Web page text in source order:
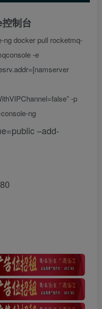
制台
docker pull rocketmq-
-e
-p
ng
–add-